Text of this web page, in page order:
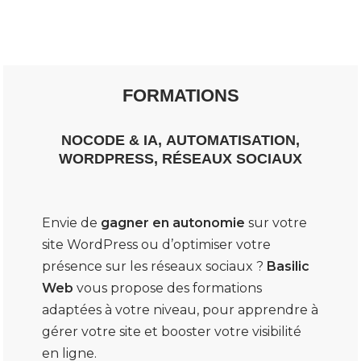
OUTILS
FORMATIONS
NOCODE & IA, AUTOMATISATION,
WORDPRESS, RÉSEAUX SOCIAUX
Envie de gagner en autonomie sur votre
site WordPress ou d’optimiser votre
présence sur les réseaux sociaux ? Basilic
Web vous propose des formations
adaptées à votre niveau, pour apprendre à
gérer votre site et booster votre visibilité
en ligne.